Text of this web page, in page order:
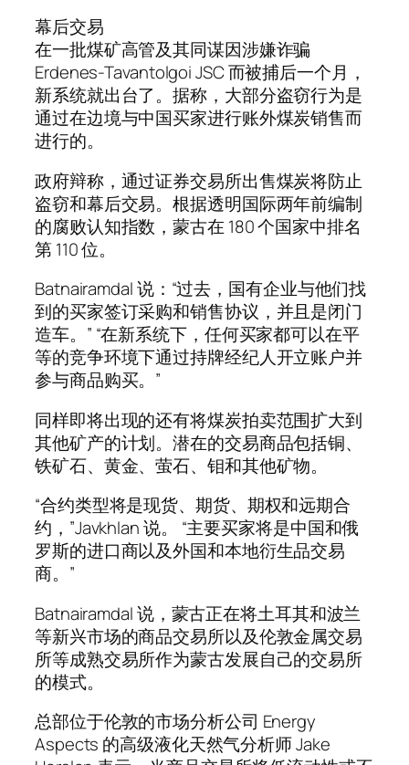
幕后交易
在一批煤矿高管及其同谋因涉嫌诈骗
Erdenes-Tavantolgoi JSC 而被捕后一个月，
新系统就出台了。据称，大部分盗窃行为是
通过在边境与中国买家进行账外煤炭销售而
进行的。
政府辩称，通过证券交易所出售煤炭将防止
盗窃和幕后交易。根据透明国际两年前编制
的腐败认知指数，蒙古在 180 个国家中排名
第 110 位。
Batnairamdal 说：“过去，国有企业与他们找
到的买家签订采购和销售协议，并且是闭门
造车。” “在新系统下，任何买家都可以在平
等的竞争环境下通过持牌经纪人开立账户并
参与商品购买。”
同样即将出现的还有将煤炭拍卖范围扩大到
其他矿产的计划。潜在的交易商品包括铜、
铁矿石、黄金、萤石、钼和其他矿物。
“合约类型将是现货、期货、期权和远期合
约，”Javkhlan 说。 “主要买家将是中国和俄
罗斯的进口商以及外国和本地衍生品交易
商。”
Batnairamdal 说，蒙古正在将土耳其和波兰
等新兴市场的商品交易所以及伦敦金属交易
所等成熟交易所作为蒙古发展自己的交易所
的模式。
总部位于伦敦的市场分析公司 Energy
Aspects 的高级液化天然气分析师 Jake